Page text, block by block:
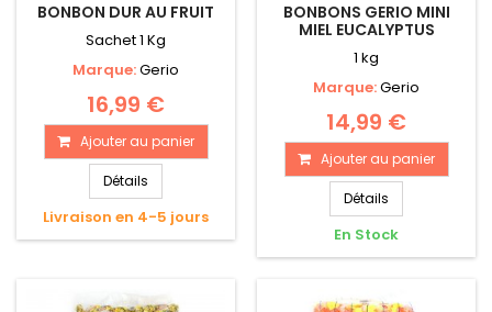
BONBON DUR AU FRUIT
Sachet 1 Kg
Marque:Gerio
16,99 €
Ajouter au panier
Détails
Livraison en 4-5 jours
BONBONS GERIO MINI
MIEL EUCALYPTUS
1 kg
Marque:Gerio
14,99 €
Ajouter au panier
Détails
En Stock